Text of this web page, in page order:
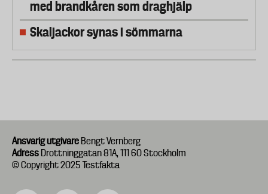
med brandkåren som draghjälp
Skaljackor synas i sömmarna
Ansvarig utgivare Bengt Vernberg
Adress Drottninggatan 81A, 111 60 Stockholm
© Copyright 2025 Testfakta